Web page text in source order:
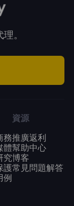
。
務
體
究
護
例
資源
推廣返利
幫助中心
博客
常見問題解答